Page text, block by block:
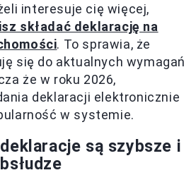
interesuje cię więcej,
składać deklarację na
. To sprawia, że
się do aktualnych wymagań
że w roku 2026,
deklaracji elektronicznie
w systemie.
są szybsze i